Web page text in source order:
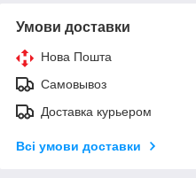
Умови доставки
Нова Пошта
Самовывоз
Доставка курьером
Всі умови доставки